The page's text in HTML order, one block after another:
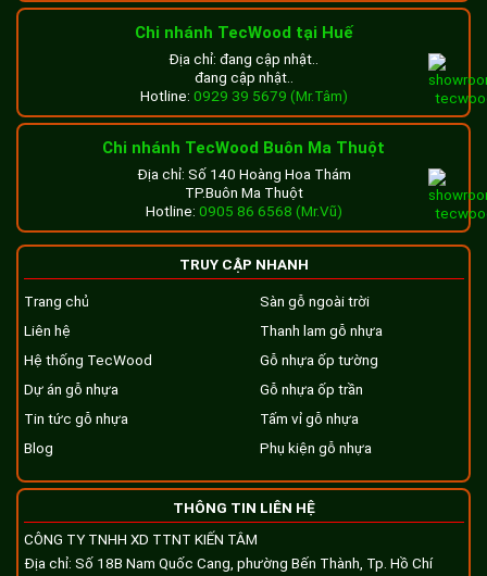
Chi nhánh TecWood tại Huế
Địa chỉ: đang cập nhật..
đang cập nhật..
Hotline: 0929 39 5679 (Mr.Tâm)
Chi nhánh TecWood Buôn Ma Thuột
Địa chỉ: Số 140 Hoàng Hoa Thám
TP.Buôn Ma Thuột
Hotline: 0905 86 6568 (Mr.Vũ)
TRUY CẬP NHANH
Trang chủ
Liên hệ
Hệ thống TecWood
Dự án gỗ nhựa
Tin tức gỗ nhựa
Blog
Sàn gỗ ngoài trời
Thanh lam gỗ nhựa
Gỗ nhựa ốp tường
Gỗ nhựa ốp trần
Tấm vỉ gỗ nhựa
Phụ kiện gỗ nhựa
THÔNG TIN LIÊN HỆ
CÔNG TY TNHH XD TTNT KIẾN TÂM
Địa chỉ: Số 18B Nam Quốc Cang, phường Bến Thành, Tp. Hồ Chí